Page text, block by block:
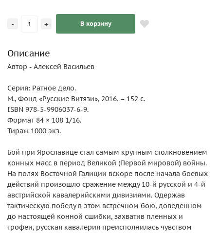
- + В корзину
Описание
Автор - Алексей Васильев
Серия: Ратное дело.
М., Фонд «Русские Витязи», 2016. – 152 с.
ISBN 978-5-9906037-6-9.
Формат 84 × 108 1/16.
Тираж 1000 экз.
Бой при Ярославице стал самым крупным столкновением
конных масс в период Великой (Первой мировой) войны.
На полях Восточной Галиции вскоре после начала боевых
действий произошло сражение между 10‑й русской и 4‑й
австрийской кавалерийскими дивизиями. Одержав
тактическую победу в этом встречном бою, доведенном
до настоящей конной сшибки, захватив пленных и
трофеи, русская кавалерия преисполнилась чувством